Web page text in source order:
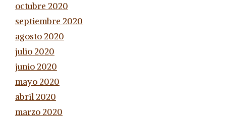
octubre 2020
septiembre 2020
agosto 2020
julio 2020
junio 2020
mayo 2020
abril 2020
marzo 2020